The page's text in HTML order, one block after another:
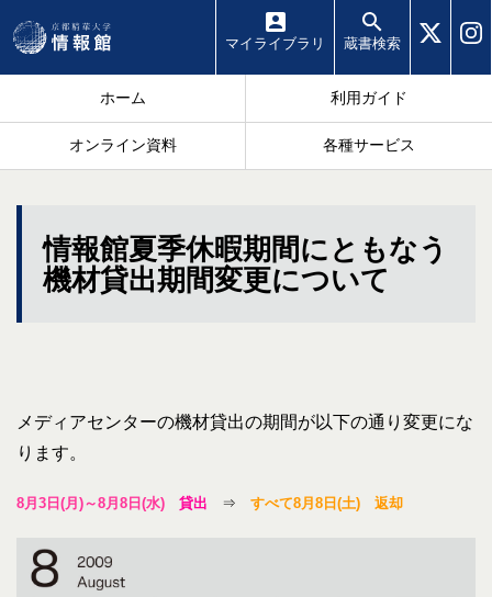
マイ ライブラリ 蔵書検索
ホーム 利用ガイド
オンライン資料 各種サービス
情報館夏季休暇期間にともなう
機材貸出期間変更について
メディアセンターの機材貸出の期間が以下の通り変更にな
ります。
8月3日(月)～8月8日(水) 貸出 ⇒ すべて8月8日(土) 返却